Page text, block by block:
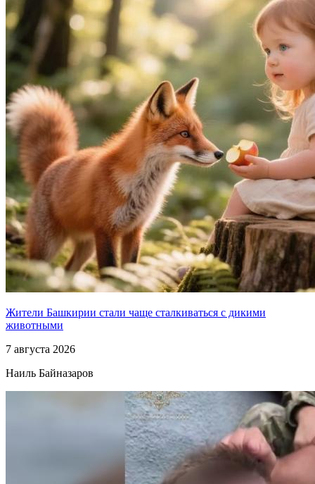
Жители Башкирии стали чаще сталкиваться с дикими
животными
7 августа 2026
Наиль Байназаров